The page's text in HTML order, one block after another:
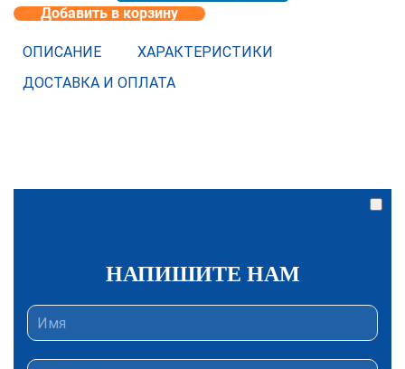
Добавить в корзину
ОПИСАНИЕ
ХАРАКТЕРИСТИКИ
ДОСТАВКА И ОПЛАТА
НАПИШИТЕ НАМ